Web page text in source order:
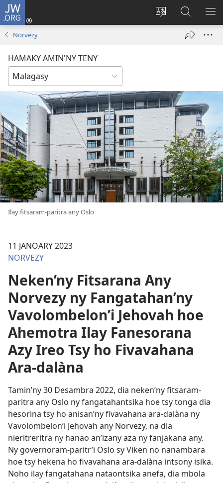
JW.ORG
Hiova
Hiditra
(manokatra
ato
Amin’ny
Norvezy
HAMAKY AMIN'NY TENY
Ilay fitsaram-paritra any Oslo
11 JANOARY 2023
NORVEZY
Neken’ny Fitsarana Any
Norvezy ny Fangatahan’ny
Vavolombelon’i Jehovah hoe
Ahemotra Ilay Fanesorana
Azy Ireo Tsy ho Fivavahana
Ara-dalàna
Tamin’ny 30 Desambra 2022, dia neken’ny fitsaram-
paritra any Oslo ny fangatahantsika hoe tsy tonga dia
hesorina tsy ho anisan’ny fivavahana ara-dalàna ny
Vavolombelon’i Jehovah any Norvezy, na dia
nieritreritra ny hanao an’izany aza ny fanjakana any.
Ny governoram-paritr’i Oslo sy Viken no nanambara
hoe tsy hekena ho fivavahana ara-dalàna intsony isika.
Noho ilay fangatahana nataontsika anefa, dia mbola